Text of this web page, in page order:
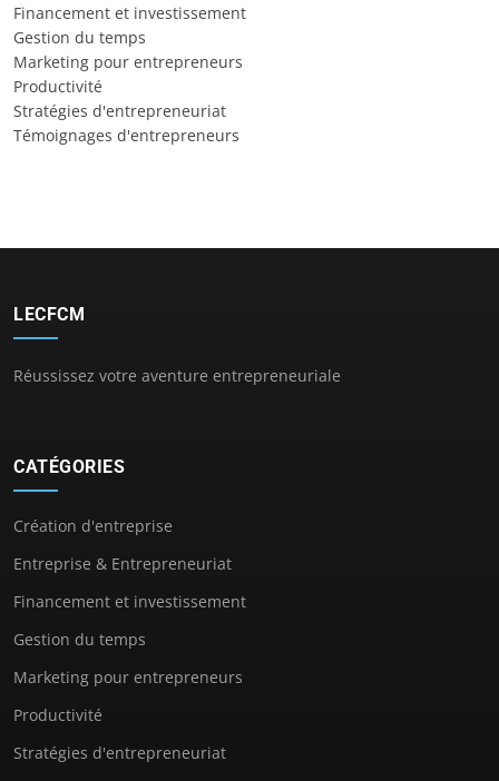
Financement et investissement
Gestion du temps
Marketing pour entrepreneurs
Productivité
Stratégies d'entrepreneuriat
Témoignages d'entrepreneurs
LECFCM
Réussissez votre aventure entrepreneuriale
CATÉGORIES
Création d'entreprise
Entreprise & Entrepreneuriat
Financement et investissement
Gestion du temps
Marketing pour entrepreneurs
Productivité
Stratégies d'entrepreneuriat